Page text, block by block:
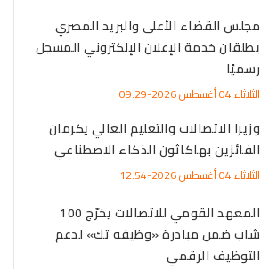
مجلس القضاء الأعلى والبريد المصري
يطلقان خدمة الإعلان الإلكتروني المسجل
رسميًا
الثلاثاء 04 أغسطس 2026-09:29
وزيرا الاتصالات والتعليم العالي يكرمان
الفائزين بهاكاثون الذكاء الاصطناعي
الثلاثاء 04 أغسطس 2026-12:54
المعهد القومي للاتصالات يخرّج 100
شاب ضمن مبادرة «وظيفه تك» لدعم
التوظيف الرقمي